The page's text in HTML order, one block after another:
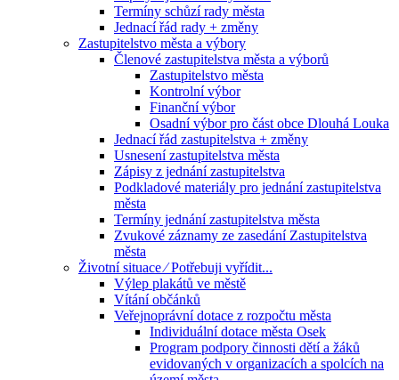
Termíny schůzí rady města
Jednací řád rady + změny
Zastupitelstvo města a výbory
Členové zastupitelstva města a výborů
Zastupitelstvo města
Kontrolní výbor
Finanční výbor
Osadní výbor pro část obce Dlouhá Louka
Jednací řád zastupitelstva + změny
Usnesení zastupitelstva města
Zápisy z jednání zastupitelstva
Podkladové materiály pro jednání zastupitelstva
města
Termíny jednání zastupitelstva města
Zvukové záznamy ze zasedání Zastupitelstva
města
Životní situace ⁄ Potřebuji vyřídit...
Výlep plakátů ve městě
Vítání občánků
Veřejnoprávní dotace z rozpočtu města
Individuální dotace města Osek
Program podpory činnosti dětí a žáků
evidovaných v organizacích a spolcích na